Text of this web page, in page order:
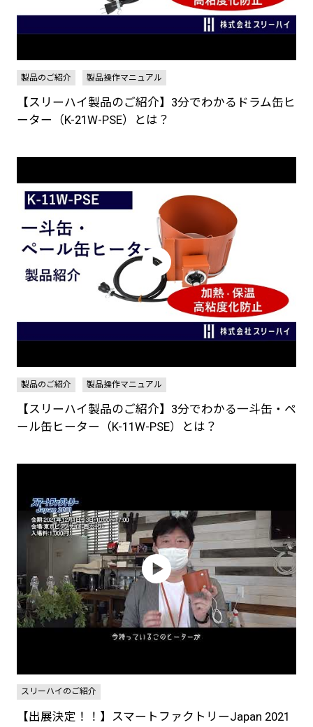
製品のご紹介 製品操作マニュアル
【スリーハイ製品のご紹介】3分でわかるドラム缶ヒ
ーター（K-21W-PSE）とは？
製品のご紹介 製品操作マニュアル
【スリーハイ製品のご紹介】3分でわかる一斗缶・ペ
ール缶ヒーター（K-11W-PSE）とは？
スリーハイのご紹介
【出展決定！！】スマートファクトリーJapan 2021